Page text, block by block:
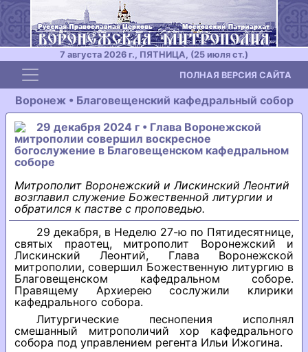
7 августа 2026 г., ПЯТНИЦА, (25 июля ст.)
Toggle navigation ПОЛНАЯ ВЕРСИЯ САЙТА
Воронеж • Благовещенский кафедральный собор
29 декабря 2024 г • Глава Воронежской
митрополии совершил воскресное
богослужение в Благовещенском кафедральном
соборе
Митрополит Воронежский и Лискинский Леонтий
возглавил служение Божественной литургии и
обратился к пастве с проповедью.
29 декабря, в Неделю 27-ю по Пятидесятнице,
святых праотец, митрополит Воронежский и
Лискинский Леонтий, Глава Воронежской
митрополии, совершил Божественную литургию в
Благовещенском кафедральном соборе.
Правящему Архиерею сослужили клирики
кафедрального собора.
Литургические песнопения исполнял
смешанный митрополичий хор кафедрального
собора под управлением регента Ильи Ижогина.